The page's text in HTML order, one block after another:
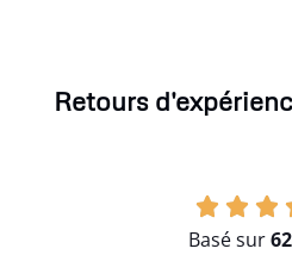
Retours
Basé sur